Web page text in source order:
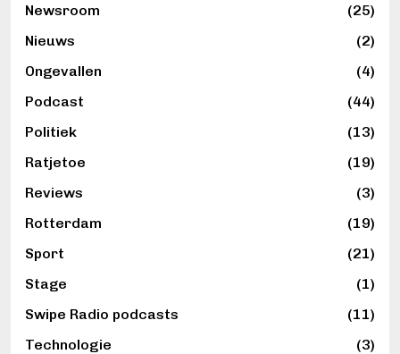
Newsroom
(25)
Nieuws
(2)
Ongevallen
(4)
Podcast
(44)
Politiek
(13)
Ratjetoe
(19)
Reviews
(3)
Rotterdam
(19)
Sport
(21)
Stage
(1)
Swipe Radio podcasts
(11)
Technologie
(3)